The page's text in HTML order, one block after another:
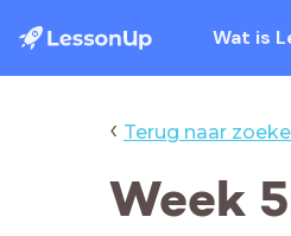
Wat is
‹ Terug naar
Week